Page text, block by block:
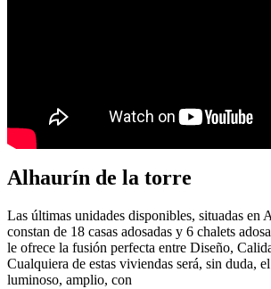
Alhaurín de la torre
Las últimas unidades disponibles, situadas en
constan de 18 casas adosadas y 6 chalets
le ofrece la fusión perfecta entre Diseño,
Cualquiera de estas viviendas será, sin duda,
luminoso, amplio, con